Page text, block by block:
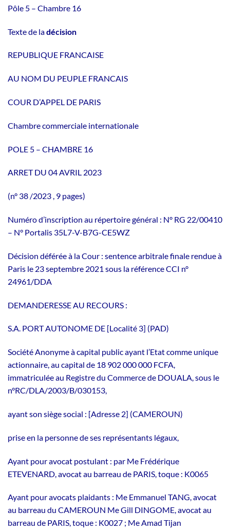
Pôle 5 – Chambre 16
Texte de ladécision
REPUBLIQUE FRANCAISE
AU NOM DU PEUPLE FRANCAIS
COUR D’APPEL DE PARIS
Chambre commerciale internationale
POLE 5 – CHAMBRE 16
ARRET DU 04 AVRIL 2023
(n° 38 /2023 , 9 pages)
Numéro d’inscription au répertoire général : N° RG 22/00410
– N° Portalis 35L7-V-B7G-CE5WZ
Décision déférée à la Cour : sentence arbitrale finale rendue à
Paris le 23 septembre 2021 sous la référence CCI n°
24961/DDA
DEMANDERESSE AU RECOURS :
S.A. PORT AUTONOME DE [Localité 3] (PAD)
Société Anonyme à capital public ayant l’Etat comme unique
actionnaire, au capital de 18 902 000 000 FCFA,
immatriculée au Registre du Commerce de DOUALA, sous le
n°RC/DLA/2003/B/030153,
ayant son siège social : [Adresse 2] (CAMEROUN)
prise en la personne de ses représentants légaux,
Ayant pour avocat postulant : par Me Frédérique
ETEVENARD, avocat au barreau de PARIS, toque : K0065
Ayant pour avocats plaidants : Me Emmanuel TANG, avocat
au barreau du CAMEROUN Me Gill DINGOME, avocat au
barreau de PARIS, toque : K0027 ; Me Amad Tijan